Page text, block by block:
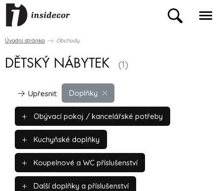
Úvodní stránka Obchody
DĚTSKÝ NÁBYTEK (1)
Doplňky
Upřesnit:
Obývací pokoj / kancelářské potřeby
Kuchyňské doplňky
Koupelnové a WC příslušenství
Další doplňky a příslušenství